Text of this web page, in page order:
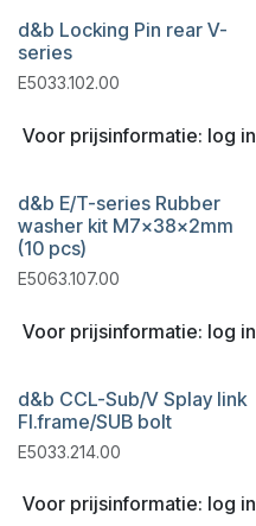
d&b Locking Pin rear V-
series
E5033.102.00
Voor prijsinformatie: log in
d&b E/T-series Rubber
washer kit M7x38x2mm
(10 pcs)
E5063.107.00
Voor prijsinformatie: log in
d&b CCL-Sub/V Splay link
Fl.frame/SUB bolt
E5033.214.00
Voor prijsinformatie: log in